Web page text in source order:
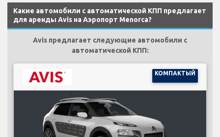
Какие автомобили с автоматической КПП предлагает
для аренды Avis на Аэропорт Menorca?
Avis предлагает следующие автомобили с
автоматической КПП:
КОМПАКТЫЙ